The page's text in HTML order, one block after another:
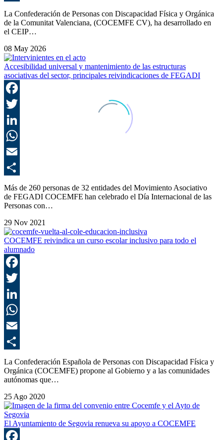
La Confederación de Personas con Discapacidad Física y Orgánica
de la Comunitat Valenciana, (COCEMFE CV), ha desarrollado en
el CEIP…
08 May 2026
Accesibilidad universal y mantenimiento de las estructuras
asociativas del sector, principales reivindicaciones de FEGADI
Más de 260 personas de 32 entidades del Movimiento Asociativo
de FEGADI COCEMFE han celebrado el Día Internacional de las
Personas con…
29 Nov 2021
COCEMFE reivindica un curso escolar inclusivo para todo el
alumnado
La Confederación Española de Personas con Discapacidad Física y
Orgánica (COCEMFE) propone al Gobierno y a las comunidades
autónomas que…
25 Ago 2020
El Ayuntamiento de Segovia renueva su apoyo a COCEMFE